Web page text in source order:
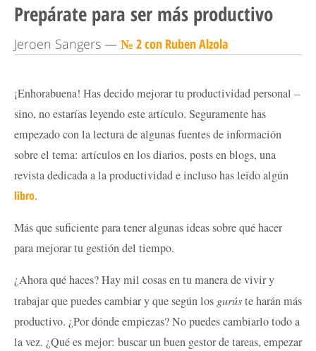
Prepárate para ser más productivo
Jeroen Sangers — № 2 con Ruben Alzola
¡Enhorabuena! Has decido mejorar tu productividad personal –
sino, no estarías leyendo este artículo. Seguramente has
empezado con la lectura de algunas fuentes de información
sobre el tema: artículos en los diarios, posts en blogs, una
revista dedicada a la productividad e incluso has leído algún
libro.
Más que suficiente para tener algunas ideas sobre qué hacer
para mejorar tu gestión del tiempo.
¿Ahora qué haces? Hay mil cosas en tu manera de vivir y
trabajar que puedes cambiar y que según los gurúste harán más
productivo. ¿Por dónde empiezas? No puedes cambiarlo todo a
la vez. ¿Qué es mejor: buscar un buen gestor de tareas, empezar